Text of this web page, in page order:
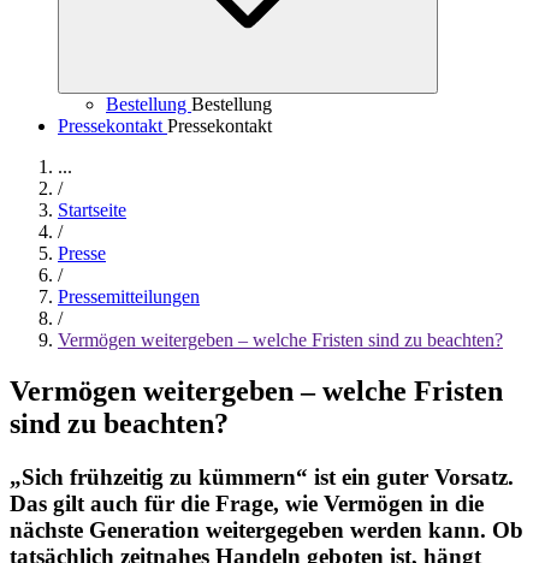
Bestellung Bestellung
Pressekontakt Pressekontakt
...
/
Startseite
/
Presse
/
Pressemitteilungen
/
Vermögen weitergeben – welche Fristen sind zu beachten?
Vermögen weitergeben – welche Fristen
sind zu beachten?
„Sich frühzeitig zu kümmern“ ist ein guter Vorsatz.
Das gilt auch für die Frage, wie Vermögen in die
nächste Generation weitergegeben werden kann. Ob
tatsächlich zeitnahes Handeln geboten ist, hängt